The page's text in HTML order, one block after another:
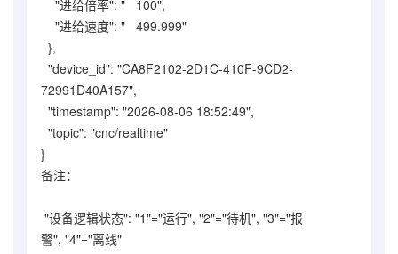
"进给倍率": " 100",
"进给速度": " 499.999"
},
"device_id": "CA8F2102-2D1C-410F-9CD2-
72991D40A157",
"timestamp": "2026-08-06 18:52:49",
"topic": "cnc/realtime"
}
备注：
"设备逻辑状态": "1"="运行", "2"="待机", "3"="报
警", "4"="离线"